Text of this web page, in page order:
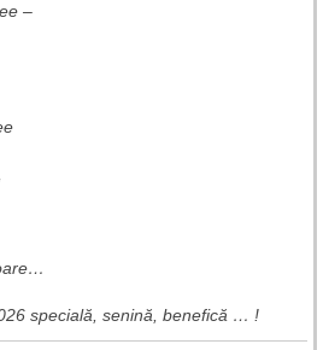
–
specială, senină, benefică … !